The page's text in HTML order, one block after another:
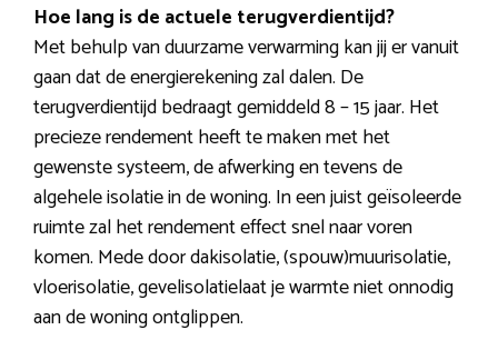
Hoe lang is de actuele terugverdientijd?
Met behulp van duurzame verwarming kan jij er vanuit
gaan dat de energierekening zal dalen. De
terugverdientijd bedraagt gemiddeld 8 – 15 jaar. Het
precieze rendement heeft te maken met het
gewenste systeem, de afwerking en tevens de
algehele isolatie in de woning. In een juist geïsoleerde
ruimte zal het rendement effect snel naar voren
komen. Mede door dakisolatie, (spouw)muurisolatie,
vloerisolatie, gevelisolatielaat je warmte niet onnodig
aan de woning ontglippen.